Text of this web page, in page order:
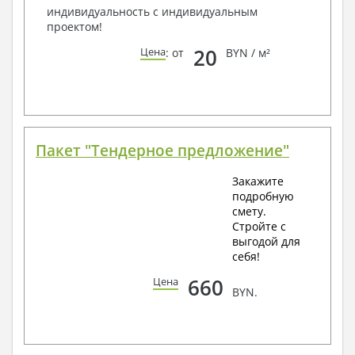
индивидуальность с индивидуальным
проектом!
Цена: от 20 BYN / м²
Пакет "Тендерное предложение"
Закажите
подробную
смету.
Стройте с
выгодой для
себя!
Цена 660 BYN.